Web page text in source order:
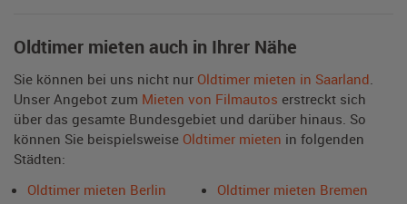
Oldtimer mieten auch in Ihrer Nähe
Sie können bei uns nicht nur Oldtimer mieten in Saarland.
Unser Angebot zum Mieten von Filmautos erstreckt sich
über das gesamte Bundesgebiet und darüber hinaus. So
können Sie beispielsweise Oldtimer mieten in folgenden
Städten:
Oldtimer mieten Berlin
Oldtimer mieten Bremen